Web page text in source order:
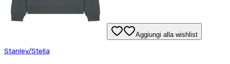
Aggiungi alla wishlist
Stanley/Stella